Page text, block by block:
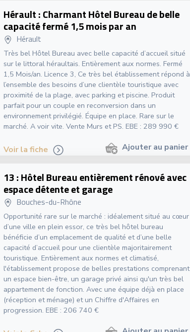
Hérault : Charmant Hôtel Bureau de belle
capacité fermé 1,5 mois par an
Hérault
Très bel Hôtel Bureau avec belle capacité d’accueil situé
sur le littoral héraultais. Entièrement aux normes. Fermé
1,5 Mois/an. Licence 3, Ce très bel établissement répond à
l’ensemble des besoins d’une clientèle touristique avec
proximité de la plage, avec parking et piscine. Produit
parfait pour un couple en reconversion dans un
environnement privilégié. Équipe en place. Rare sur le
marché. A voir vite. Vente Murs et PS. EBE : 289 990 €
Voir la fiche Ajouter au panier
13 : Hôtel Bureau entièrement rénové avec
espace détente et garage
Bouches-du-Rhône
Opportunité rare sur le marché : idéalement situé au cœur
d’une ville en plein essor, ce très bel hôtel bureau
bénéficie d’un emplacement de qualité et d’une belle
capacité d’accueil pour une clientèle majoritairement
touristique. Entièrement aux normes et climatisé,
l'établissement propose de belles prestations comprenant
un espace bien-être, un garage privé ainsi qu'un très bel
appartement de fonction. Avec une équipe déjà en place
(réception et ménage) et un Chiffre d'Affaires en
progression. EBE : 206 740 €